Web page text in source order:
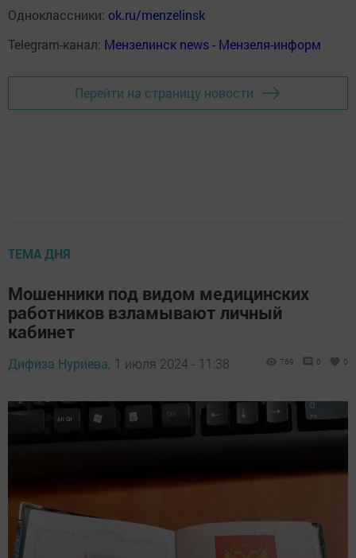
Одноклассники: ok.ru/menzelinsk
Telegram-канал: Мензелинск news - Мензеля-информ
Перейти на страницу новости
ТЕМА ДНЯ
Мошенники под видом медицинских
работников взламывают личный
кабинет
Дифиза Нуриева, 1 июля 2024 - 11:38 769 0 0